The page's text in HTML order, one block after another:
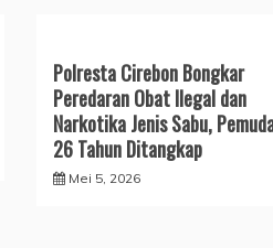
Polresta Cirebon Bongkar
Peredaran Obat Ilegal dan
Narkotika Jenis Sabu,
26 Tahun Ditangkap
Mei 5, 2026